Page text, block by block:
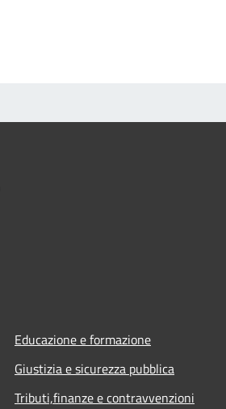
Educazione e formazione
Giustizia e sicurezza pubblica
Tributi,finanze e contravvenzioni